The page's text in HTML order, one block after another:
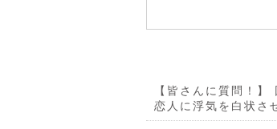
【皆さんに質問！】
恋人に浮気を白状さ